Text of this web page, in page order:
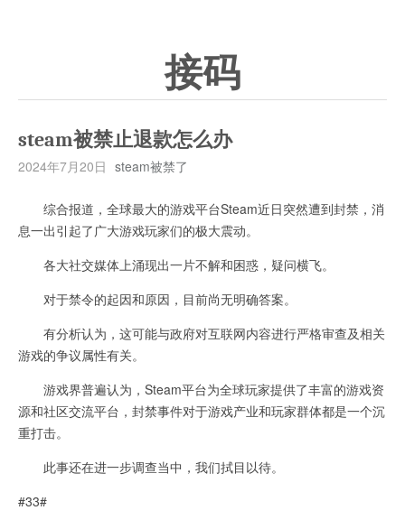
接码
steam被禁止退款怎么办
2024年7月20日 steam被禁了
综合报道，全球最大的游戏平台Steam近日突然遭到封禁，消
息一出引起了广大游戏玩家们的极大震动。
各大社交媒体上涌现出一片不解和困惑，疑问横飞。
对于禁令的起因和原因，目前尚无明确答案。
有分析认为，这可能与政府对互联网内容进行严格审查及相关
游戏的争议属性有关。
游戏界普遍认为，Steam平台为全球玩家提供了丰富的游戏资
源和社区交流平台，封禁事件对于游戏产业和玩家群体都是一个沉
重打击。
此事还在进一步调查当中，我们拭目以待。
#33#